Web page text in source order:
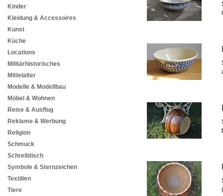
Kinder
Kleidung & Accessoires
Kunst
Küche
Locations
Militärhistorisches
Mittelalter
Modelle & Modellbau
Möbel & Wohnen
Reise & Ausflug
Reklame & Werbung
Religion
Schmuck
Schreibtisch
Symbole & Sternzeichen
Textilien
Tiere